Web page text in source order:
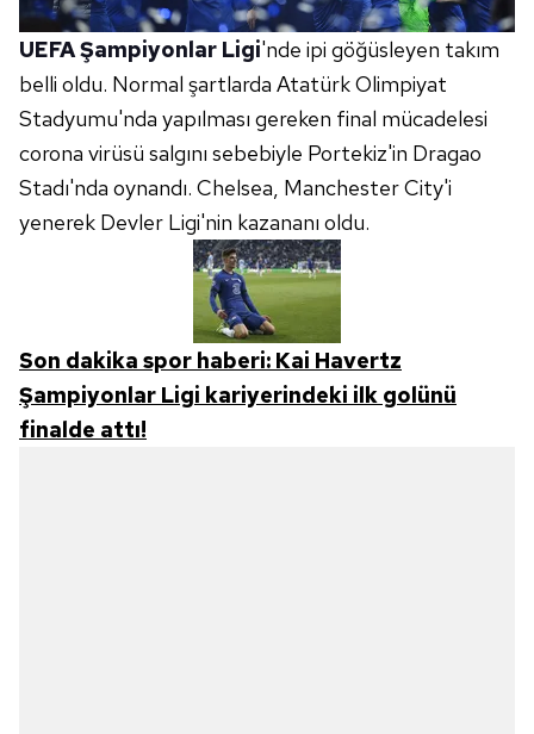
UEFA Şampiyonlar Ligi'nde ipi göğüsleyen takım
belli oldu. Normal şartlarda Atatürk Olimpiyat
Stadyumu'nda yapılması gereken final mücadelesi
corona virüsü salgını sebebiyle Portekiz'in Dragao
Stadı'nda oynandı. Chelsea, Manchester City'i
yenerek Devler Ligi'nin kazananı oldu.
Son dakika spor haberi: Kai Havertz
Şampiyonlar Ligi kariyerindeki ilk golünü
finalde attı!